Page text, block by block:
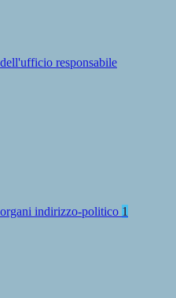
responsabile
indirizzo-politico 1